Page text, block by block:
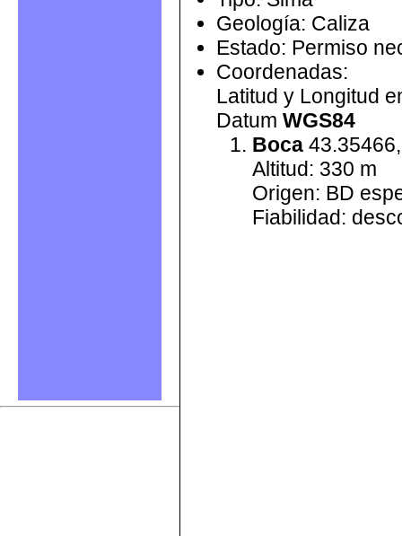
Geología: Caliza
Estado: Permiso
Coordenadas:
Latitud y Longitud
Datum WGS84
Boca
Altitud: 330 m
Origen: BD
Fiabilidad: